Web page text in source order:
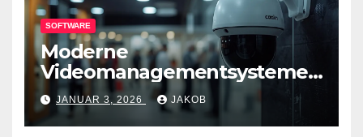
SOFTWARE
Moderne
Videomanagementsysteme
(VMS) – mehr als nur
Überwachungswerkzeuge
JANUAR 3, 2026 JAKOB